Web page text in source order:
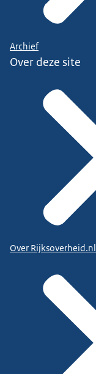
Archief
Over deze site
Over Rijksoverheid.nl